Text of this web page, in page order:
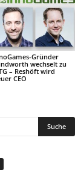
Gründer
wechselt zu
– Reshöft wird
CEO